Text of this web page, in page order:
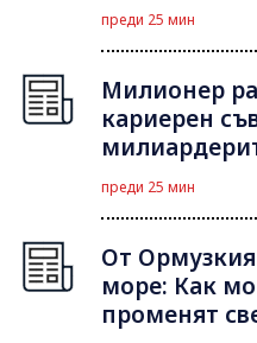
преди 25 мин
Милионер
кариерен
преди 25 мин
От
море: Как
променят